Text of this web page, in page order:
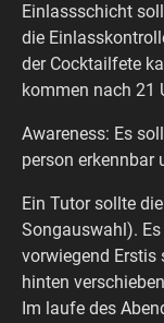
Einlassschicht
die
der Cocktailfete
kommen nach 21
Awareness: Es
person erkennbar
Ein Tutor sollte
Songauswahl).
vorwiegend Erstis
hinten
Im laufe des